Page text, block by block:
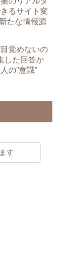
るサイト変
たな情報源
覚めないの
した回答か
の”意識”
す